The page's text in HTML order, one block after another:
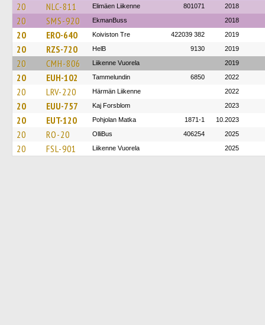
20 NLC-811 Elimäen Liikenne 801071 2018
20 SMS-920 EkmanBuss 2018
20 ERO-640 Koiviston Tre 422039 382 2019
20 RZS-720 HelB 9130 2019
20 CMH-806 Liikenne Vuorela 2019
20 EUH-102 Tammelundin 6850 2022
20 LRV-220 Härmän Liikenne 2022
20 EUU-757 Kaj Forsblom 2023
20 EUT-120 Pohjolan Matka 1871-1 10.2023
20 RO-20 OlliBus 406254 2025
20 FSL-901 Liikenne Vuorela 2025